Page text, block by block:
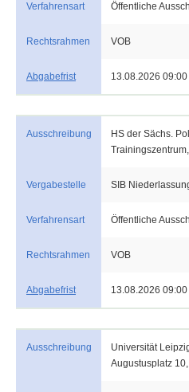
Verfahrensart Öffentliche
Rechtsrahmen VOB
Abgabefrist 13.08.2026 09:00
Ausschreibung
HS der Sächs.
Vergabestelle SIB
Verfahrensart Öffentliche
Rechtsrahmen VOB
Abgabefrist 13.08.2026 09:00
Ausschreibung
Universität
Augustusplatz